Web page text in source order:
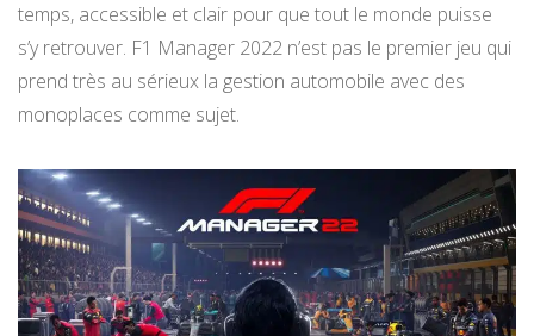
temps, accessible et clair pour que tout le monde puisse
s’y retrouver. F1 Manager 2022 n’est pas le premier jeu qui
prend très au sérieux la gestion automobile avec des
monoplaces comme sujet.